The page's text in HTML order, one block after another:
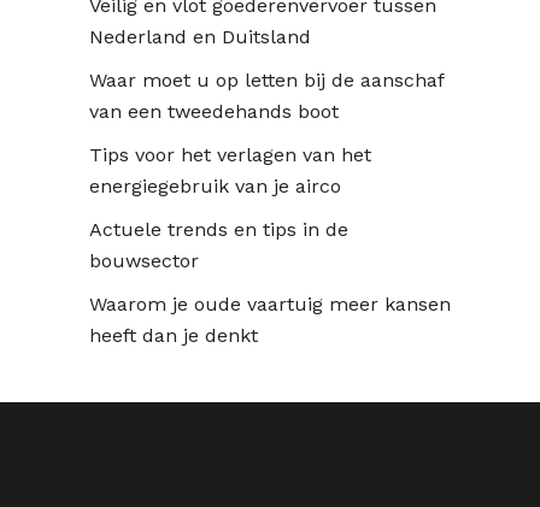
Veilig en vlot goederenvervoer tussen
Nederland en Duitsland
Waar moet u op letten bij de aanschaf
van een tweedehands boot
Tips voor het verlagen van het
energiegebruik van je airco
Actuele trends en tips in de
bouwsector
Waarom je oude vaartuig meer kansen
heeft dan je denkt